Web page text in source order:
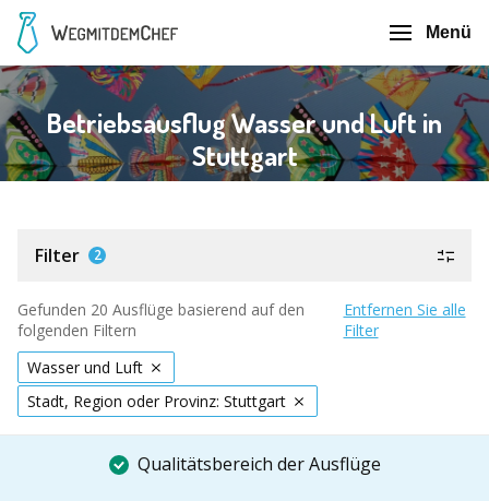
Menü
Betriebsausflug Wasser und Luft in
Stuttgart
Filter 2
Gefunden 20 Ausflüge basierend auf den
folgenden Filtern
Entfernen Sie alle
Filter
Wasser und Luft
Stadt, Region oder Provinz: Stuttgart
Qualitätsbereich der Ausflüge